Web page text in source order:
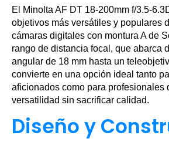
El Minolta AF DT 18-200mm f/3.5-
objetivos más versátiles y populares
cámaras digitales con montura A de
rango de distancia focal, que abarca
angular de 18 mm hasta un
convierte en una opción ideal tanto
aficionados como para profesionales
versatilidad sin sacrificar calidad.
Diseño y